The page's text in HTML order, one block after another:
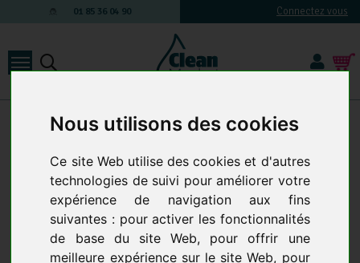
Nous utilisons des cookies
Ce site Web utilise des cookies et d'autres
technologies de suivi pour améliorer votre
expérience de navigation aux fins
suivantes : pour activer les fonctionnalités
de base du site Web, pour offrir une
meilleure expérience sur le site Web, pour
01 85 36 04 90 Connectez vous
Matériel de nettoyage électrique- Nettoyeur haute pression-Eau
chaude monophasé (220V)
KARCHER EAU CHAUDE MONOPHASÉ
(220V)
9 produits
Karcher Eau Chaude, les
nettoyeurs haute pression
eau chaude Karcher sont